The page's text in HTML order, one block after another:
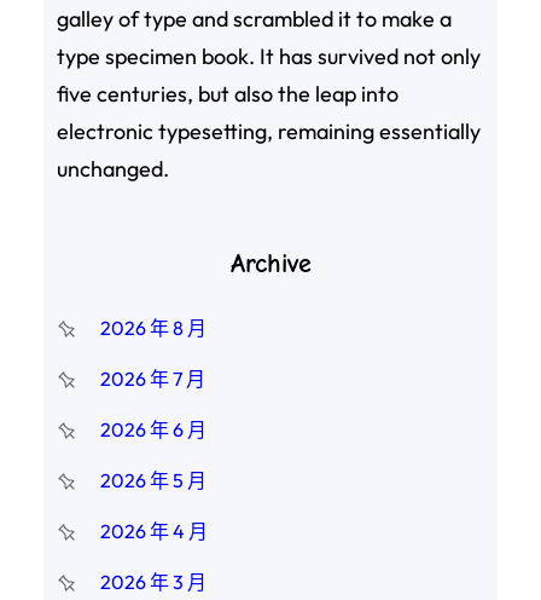
galley of type and scrambled it to make a
type specimen book. It has survived not only
five centuries, but also the leap into
electronic typesetting, remaining essentially
unchanged.
Archive
2026 年 8 月
2026 年 7 月
2026 年 6 月
2026 年 5 月
2026 年 4 月
2026 年 3 月